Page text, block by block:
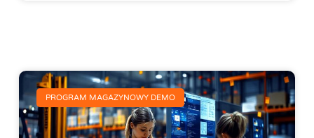
PROGRAM MAGAZYNOWY DEMO